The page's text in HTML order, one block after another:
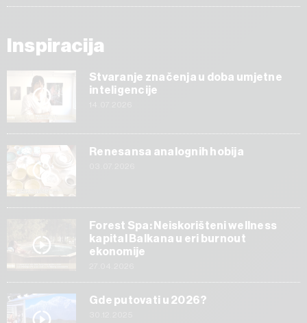
Inspiracija
Stvaranje značenja u doba umjetne
inteligencije
Renesansa analognih hobija
Forest Spa: Neiskorišteni wellness
kapital Balkana u eri burnout
ekonomije
Gde putovati u 2026?